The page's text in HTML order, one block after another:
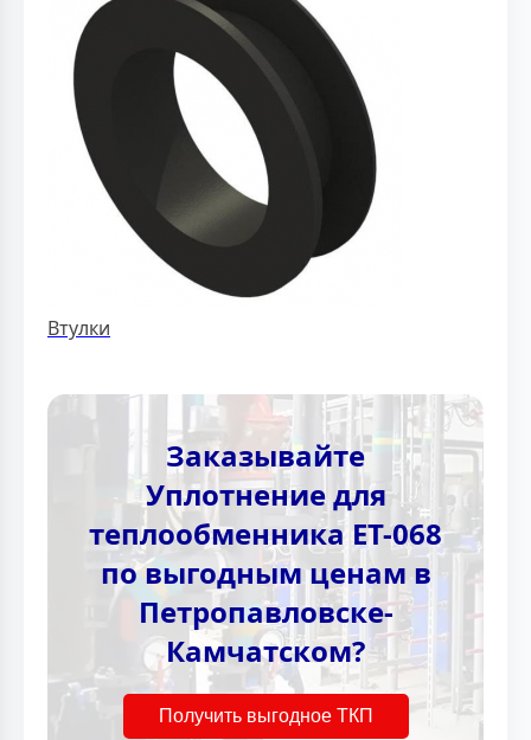
Втулки
Заказывайте
Уплотнение для
теплообменника ЕТ-068
по выгодным ценам в
Петропавловске-
Камчатском?
Получить выгодное ТКП